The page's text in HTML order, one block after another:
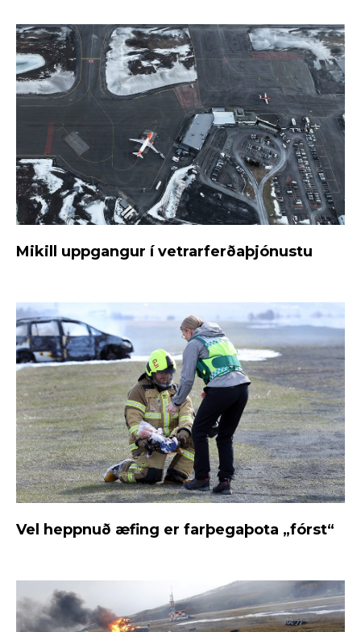
Mikill uppgangur í vetrarferðaþjónustu
Vel heppnuð æfing er farþegaþota „fórst“